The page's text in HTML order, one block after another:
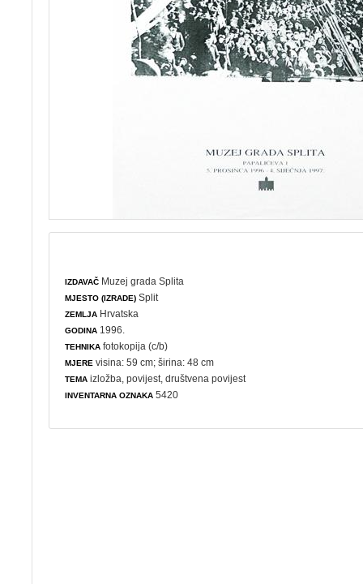
IZDAVAČ Muzej grada Splita
MJESTO (IZRADE) Split
ZEMLJA Hrvatska
GODINA 1996.
TEHNIKA fotokopija (c/b)
MJERE visina: 59 cm; širina: 48 cm
TEMA izložba ,povijest ,društvena povijest
INVENTARNA OZNAKA 5420